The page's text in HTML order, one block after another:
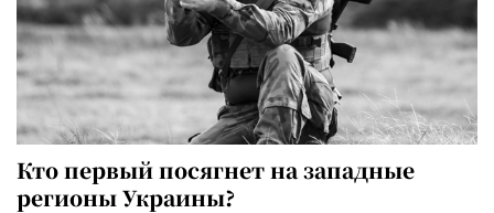
Кто первый посягнет на западные
регионы Украины?